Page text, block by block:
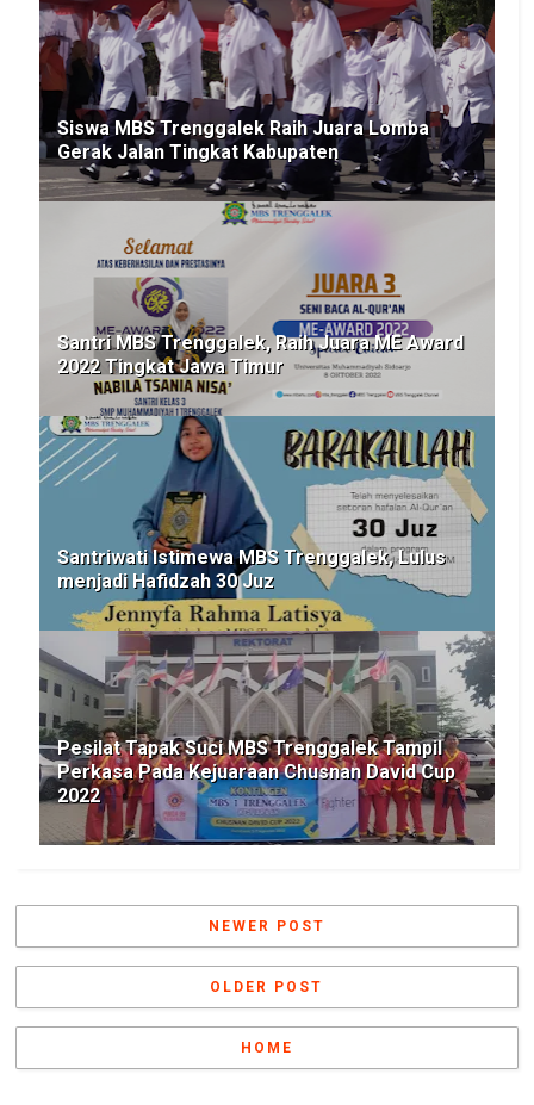
Siswa MBS Trenggalek Raih Juara Lomba
Gerak Jalan Tingkat Kabupaten
Santri MBS Trenggalek, Raih Juara ME Award
2022 Tingkat Jawa Timur
Santriwati Istimewa MBS Trenggalek, Lulus
menjadi Hafidzah 30 Juz
Pesilat Tapak Suci MBS Trenggalek Tampil
Perkasa Pada Kejuaraan Chusnan David Cup
2022
NEWER POST
OLDER POST
HOME